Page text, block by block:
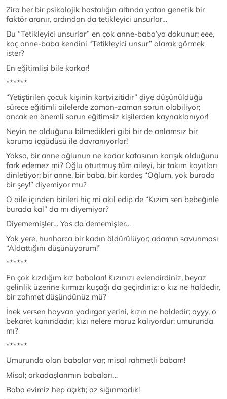
Zira her bir psikolojik hastalığın altında yatan genetik bir
faktör aranır, ardından da tetikleyici unsurlar…
Bu “Tetikleyici unsurlar” en çok anne-baba’ya dokunur; eee,
kaç anne-baba kendini “Tetikleyici unsur” olarak görmek
ister?
En eğitimlisi bile korkar!
******
“Yetiştirilen çocuk kişinin kartvizitidir” diye düşünüldüğü
sürece eğitimli ailelerde zaman-zaman sorun olabiliyor;
ancak en önemli sorun eğitimsiz kişilerden kaynaklanıyor!
Neyin ne olduğunu bilmedikleri gibi bir de anlamsız bir
koruma içgüdüsü ile davranıyorlar!
Yoksa, bir anne oğlunun ne kadar kafasının karışık olduğunu
fark edemez mi? Oğlu oturtmuş tüm aileyi, bir takım kayıtları
dinletiyor; bir anne, bir baba, bir kardeş “Oğlum, yok burada
bir şey!” diyemiyor mu?
O aile içinden birileri hiç mi akıl edip de “Kızım sen bebeğinle
burada kal” da mı diyemiyor?
Diyememişler… Yas da dememişler…
Yok yere, hunharca bir kadın öldürülüyor; adamın savunması
“Aldattığını düşünüyorum!”
******
En çok kızdığım kız babaları! Kızınızı evlendirdiniz, beyaz
gelinlik üzerine kırmızı kuşağı da geçirdiniz; o kız ne haldedir,
bir zahmet düşündünüz mü?
İnek versen hayvan yadırgar yerini, kızın ne haldedir; oyyy, o
bekaret kanındadır; kızı nelere maruz kalıyordur; umurunda
mı?
******
Umurunda olan babalar var; misal rahmetli babam!
Misal; arkadaşlarımın babaları…
Baba evimiz hep açıktı; az sığınmadık!